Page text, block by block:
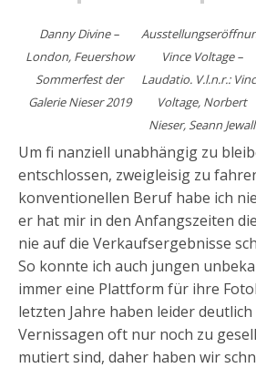
Danny Divine –
London, Feuershow
Sommerfest der
Galerie Nieser 2019
Vince Voltage –
Laudatio. V.l.n.r.:
Voltage, Norbert
Nieser, Seann Jewall
Um fi nanziell unabhängig zu
entschlossen, zweigleisig zu
konventionellen Beruf habe ich
er hat mir in den Anfangszeiten
nie auf die Verkaufsergebnisse
So konnte ich auch jungen
immer eine Plattform für ihre
letzten Jahre haben leider
Vernissagen oft nur noch zu
mutiert sind, daher haben wir